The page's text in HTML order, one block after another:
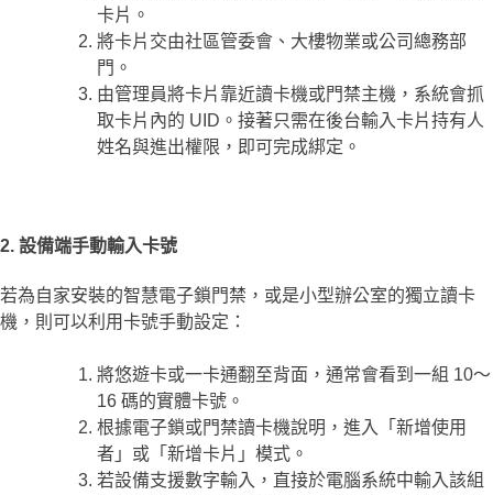
卡片。
將卡片交由社區管委會、大樓物業或公司總務部
門。
由管理員將卡片靠近讀卡機或門禁主機，系統會抓
取卡片內的 UID。接著只需在後台輸入卡片持有人
姓名與進出權限，即可完成綁定。
2. 設備端手動輸入卡號
若為自家安裝的智慧電子鎖門禁，或是小型辦公室的獨立讀卡
機，則可以利用卡號手動設定：
將悠遊卡或一卡通翻至背面，通常會看到一組 10～
16 碼的實體卡號。
根據電子鎖或門禁讀卡機說明，進入「新增使用
者」或「新增卡片」模式。
若設備支援數字輸入，直接於電腦系統中輸入該組